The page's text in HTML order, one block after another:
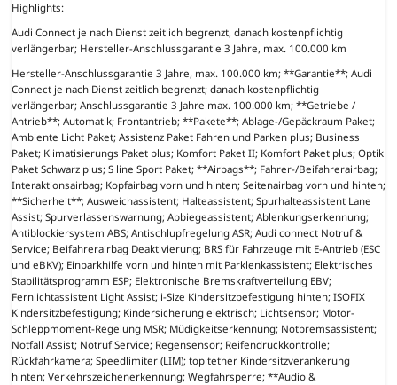
Highlights:
Audi Connect je nach Dienst zeitlich begrenzt, danach kostenpflichtig
verlängerbar; Hersteller-Anschlussgarantie 3 Jahre, max. 100.000 km
Hersteller-Anschlussgarantie 3 Jahre, max. 100.000 km; **Garantie**; Audi
Connect je nach Dienst zeitlich begrenzt; danach kostenpflichtig
verlängerbar; Anschlussgarantie 3 Jahre max. 100.000 km; **Getriebe /
Antrieb**; Automatik; Frontantrieb; **Pakete**; Ablage-/Gepäckraum Paket;
Ambiente Licht Paket; Assistenz Paket Fahren und Parken plus; Business
Paket; Klimatisierungs Paket plus; Komfort Paket II; Komfort Paket plus; Optik
Paket Schwarz plus; S line Sport Paket; **Airbags**; Fahrer-/Beifahrerairbag;
Interaktionsairbag; Kopfairbag vorn und hinten; Seitenairbag vorn und hinten;
**Sicherheit**; Ausweichassistent; Halteassistent; Spurhalteassistent Lane
Assist; Spurverlassenswarnung; Abbiegeassistent; Ablenkungserkennung;
Antiblockiersystem ABS; Antischlupfregelung ASR; Audi connect Notruf &
Service; Beifahrerairbag Deaktivierung; BRS für Fahrzeuge mit E-Antrieb (ESC
und eBKV); Einparkhilfe vorn und hinten mit Parklenkassistent; Elektrisches
Stabilitätsprogramm ESP; Elektronische Bremskraftverteilung EBV;
Fernlichtassistent Light Assist; i-Size Kindersitzbefestigung hinten; ISOFIX
Kindersitzbefestigung; Kindersicherung elektrisch; Lichtsensor; Motor-
Schleppmoment-Regelung MSR; Müdigkeitserkennung; Notbremsassistent;
Notfall Assist; Notruf Service; Regensensor; Reifendruckkontrolle;
Rückfahrkamera; Speedlimiter (LIM); top tether Kindersitzverankerung
hinten; Verkehrszeichenerkennung; Wegfahrsperre; **Audio &